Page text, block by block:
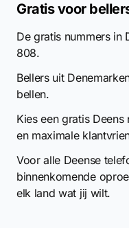
Gratis voor
De gratis nummers in
808.
Bellers uit
bellen.
Kies een gratis
en maximale
Voor alle Deense
binnenkomende
elk land wat jij wilt.